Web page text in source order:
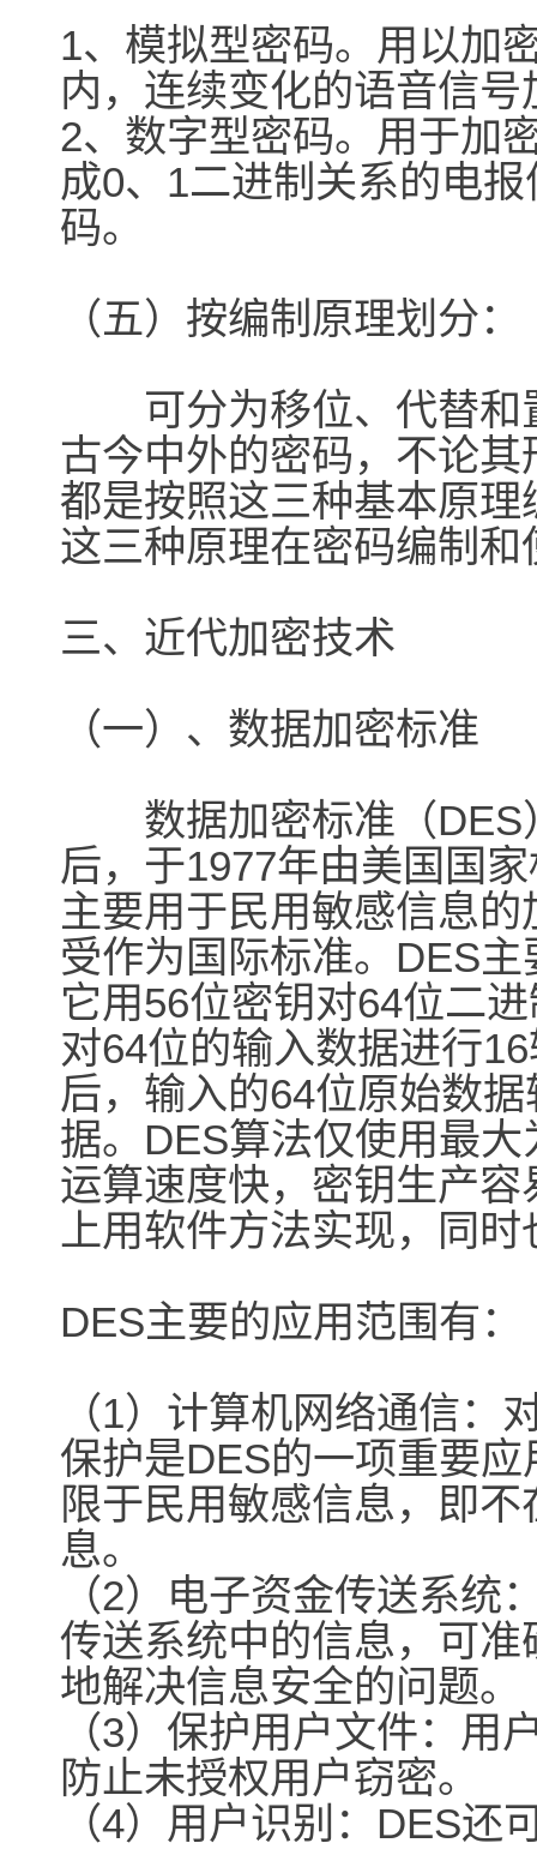
1、模拟型密码。用以加
内，连续变化的语音信
2、数字型密码。用于加
成0、1二进制关系的电
码。
（五）按编制原理划分：
可分为移位、代替和
古今中外的密码，不论
都是按照这三种基本原
这三种原理在密码编制
三、近代加密技术
（一）、数据加密标准
数据加密标准（DES
后，于1977年由美国国
主要用于民用敏感信息
受作为国际标准。DES
它用56位密钥对64位二
对64位的输入数据进行
后，输入的64位原始数
据。DES算法仅使用最
运算速度快，密钥生产
上用软件方法实现，同
DES主要的应用范围有：
（1）计算机网络通信：
保护是DES的一项重要
限于民用敏感信息，即
息。
（2）电子资金传送系统
传送系统中的信息，可
地解决信息安全的问题。
（3）保护用户文件：用
防止未授权用户窃密。
（4）用户识别：DES还